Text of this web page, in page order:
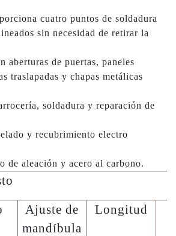
cuatro puntos de soldadura
sin necesidad de retirar la
aberturas de puertas, paneles
traslapadas y chapas metálicas
soldadura y reparación de
y recubrimiento electro
de aleación y acero al carbono.
Ajuste de
mandíbula
Longitud